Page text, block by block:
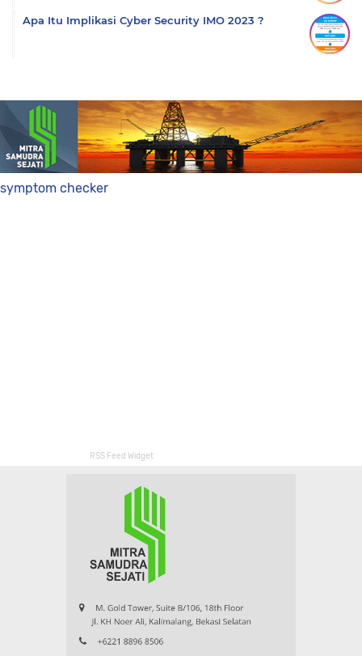
Apa Itu Implikasi Cyber Security IMO 2023 ?
symptom checker
RSS Feed Widget